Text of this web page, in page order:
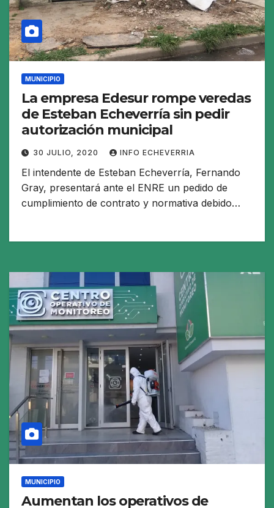
MUNICIPIO
La empresa Edesur rompe veredas
de Esteban Echeverría sin pedir
autorización municipal
30 JULIO, 2020 INFO ECHEVERRIA
El intendente de Esteban Echeverría, Fernando
Gray, presentará ante el ENRE un pedido de
cumplimiento de contrato y normativa debido…
MUNICIPIO
Aumentan los operativos de